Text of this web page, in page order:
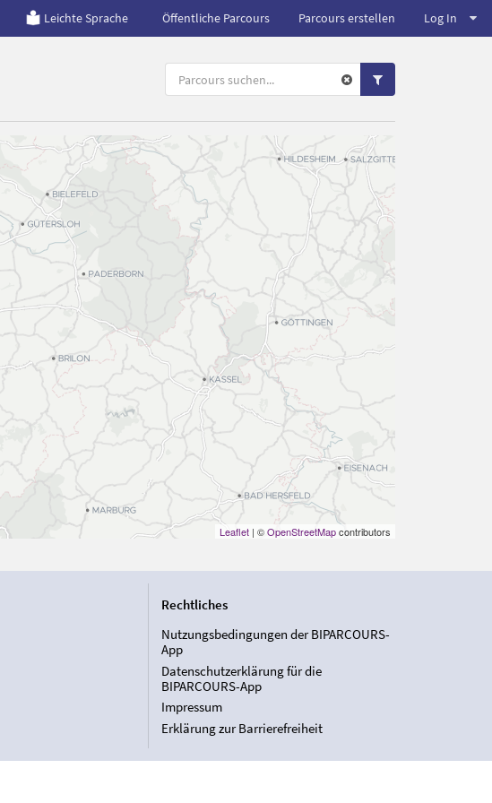
Leichte Sprache Öffentliche Parcours Parcours erstellen Log In
Leaflet| ©OpenStreetMapcontributors
Rechtliches
Nutzungsbedingungen der BIPARCOURS-
App
Datenschutzerklärung für die
BIPARCOURS-App
Impressum
Erklärung zur Barrierefreiheit